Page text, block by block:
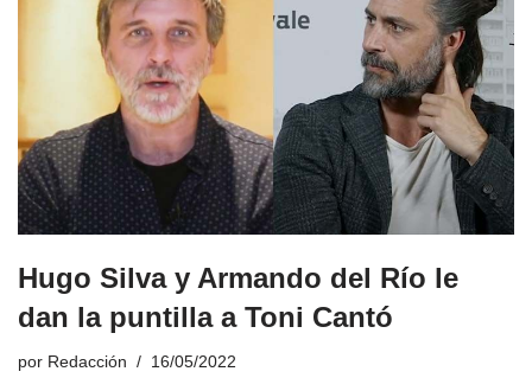
Hugo Silva y Armando del Río le
dan la puntilla a Toni Cantó
por Redacción 16/05/2022